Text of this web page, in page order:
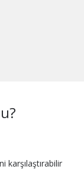
karşılaştırabilir